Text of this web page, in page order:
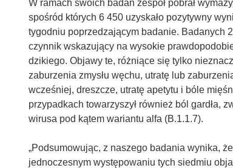
W ramach swoich badań zespół pobrał
spośród których 6 450 uzyskało pozytywny
tygodniu poprzedzającym badanie. Badanych
czynnik wskazujący na wysokie
dzikiego. Objawy te, różniące się tylko
zaburzenia zmysłu węchu, utratę lub
wcześniej, dreszcze, utratę apetytu i bóle
przypadkach towarzyszył również ból gardła,
wirusa pod kątem wariantu alfa (B.1.1.7).
„Podsumowując, z naszego badania wynika,
jednoczesnym występowaniu tych siedmiu